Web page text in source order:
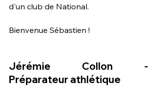
d'un club de National.
Bienvenue Sébastien !
Jérémie Collon -
Préparateur athlétique